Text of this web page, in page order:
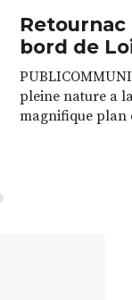
Retournac
bord de
pleine nature a
magnifique plan